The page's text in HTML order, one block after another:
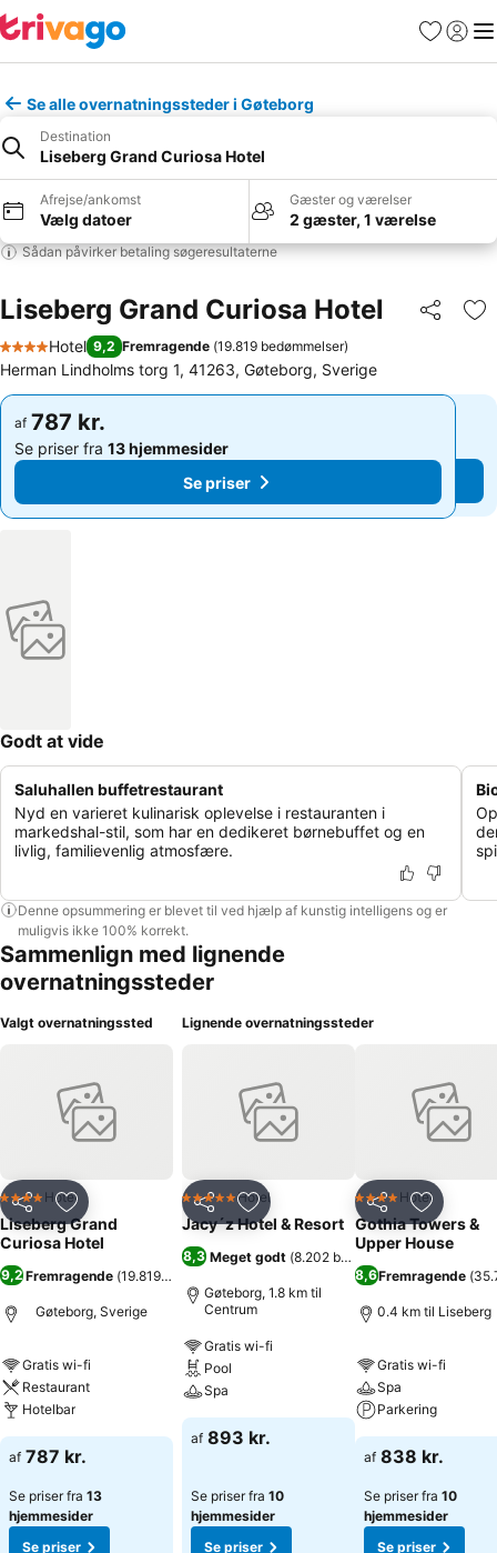
Favoritter
Log ind
Se alle overnatningssteder i Gøteborg
Destination
Liseberg Grand Curiosa Hotel
Afrejse/ankomst
Vælg datoer
Gæster og værelser
2 gæster, 1 værelse
Sådan påvirker betaling søgeresultaterne
Liseberg Grand Curiosa Hotel Del
4 Stjerner
Hotel 9,2 Fremragende (19.819 bedømmelser)
Herman Lindholms torg 1, 41263, Gøteborg, Sverige
af 787 kr.
Se priser fra 13 hjemmesider
Se priser
af 787 kr.
Se priser fra 13 hjemmesider
Se priser
Godt at vide
Saluhallen buffetrestaurant
Nyd en varieret kulinarisk oplevelse i restauranten i
markedshal-stil, som har en dedikeret børnebuffet og en
livlig, familievenlig atmosfære.
Denne opsummering er blevet til ved hjælp af kunstig intelligens og er
muligvis ikke 100% korrekt.
Sammenlign med lignende
overnatningssteder
Valgt overnatningssted
Del Føj til favoritter
4 StjernerHotel
Liseberg Grand
Curiosa Hotel
9,2Fremragende (19.819 bedømmelser
Gøteborg, Sverige
Gratis wi-fi
Restaurant
Hotelbar
af 787 kr.
Se priser fra 13
hjemmesider
Se priser
Lignende overnatningssteder
Del Føj til favoritter
5 StjernerHotel
Jacy´z Hotel & Resort
8,3 Meget godt (8.202 bedømmelser
Gøteborg, 1.8 km til
Centrum
Gratis wi-fi
Pool
Spa
af 893 kr.
Se priser fra 10
hjemmesider
Se priser
Del Føj til
4 StjernerHotel
Gothia Towers &
Upper House
8,6Fremragende (
0.4 km til Liseberg
Gratis wi-fi
Spa
Parkering
af 838 kr.
Se priser fra 10
hjemmesider
Se priser